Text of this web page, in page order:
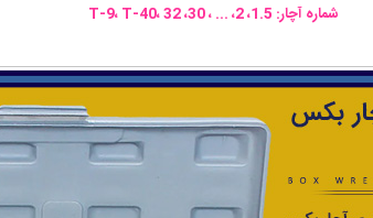
شماره آچار: 1.5، 2، ... ، 30، T-9، T-40، 32